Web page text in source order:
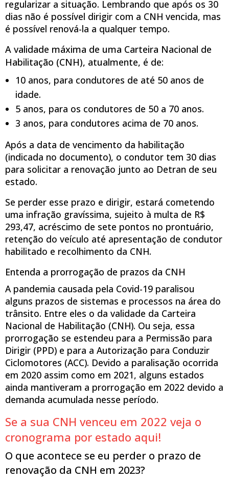
regularizar a situação. Lembrando que após os 30
dias não é possível dirigir com a CNH vencida, mas
é possível renová-la a qualquer tempo.
A validade máxima de uma Carteira Nacional de
Habilitação (CNH), atualmente, é de:
10 anos, para condutores de até 50 anos de
idade.
5 anos, para os condutores de 50 a 70 anos.
3 anos, para condutores acima de 70 anos.
Após a data de vencimento da habilitação
(indicada no documento), o condutor tem 30 dias
para solicitar a renovação junto ao Detran de seu
estado.
Se perder esse prazo e dirigir, estará cometendo
uma infração gravíssima, sujeito à multa de R$
293,47, acréscimo de sete pontos no prontuário,
retenção do veículo até apresentação de condutor
habilitado e recolhimento da CNH.
Entenda a prorrogação de prazos da CNH
A pandemia causada pela Covid-19 paralisou
alguns prazos de sistemas e processos na área do
trânsito. Entre eles o da validade da Carteira
Nacional de Habilitação (CNH). Ou seja, essa
prorrogação se estendeu para a Permissão para
Dirigir (PPD) e para a Autorização para Conduzir
Ciclomotores (ACC). Devido a paralisação ocorrida
em 2020 assim como em 2021, alguns estados
ainda mantiveram a prorrogação em 2022 devido a
demanda acumulada nesse período.
Se a sua CNH venceu em 2022 veja o
cronograma por estado aqui!
O que acontece se eu perder o prazo de
renovação da CNH em 2023?